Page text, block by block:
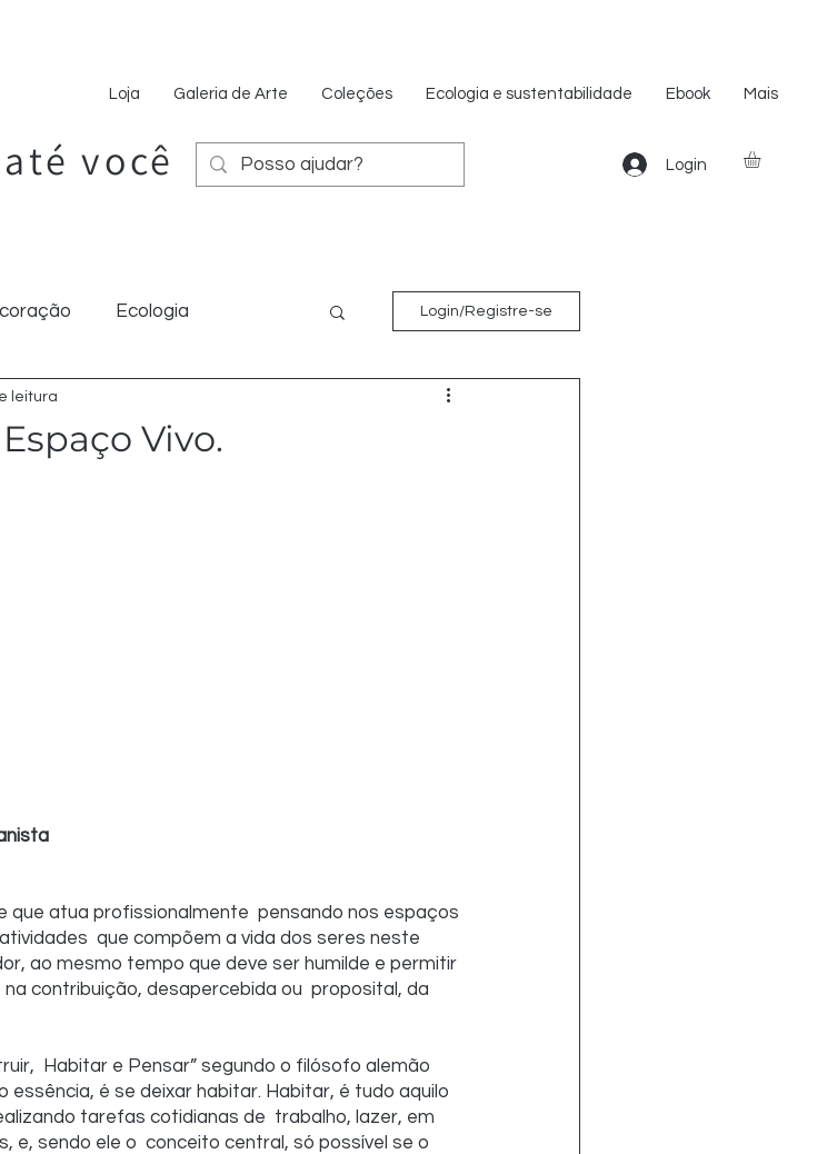
Loja Galeria de Arte Coleções Ecologia e sustentabilidade Ebook Mais
você Login
Ecologia Login/Registre-se
Vivo.
leitura
que atua profissionalmente  pensando nos espaços
que compõem a vida dos seres neste
ao mesmo tempo que deve ser humilde e permitir
contribuição, desapercebida ou  proposital, da
Habitar e Pensar” segundo o filósofo alemão
essência, é se deixar habitar. Habitar, é tudo aquilo
tarefas cotidianas de  trabalho, lazer, em
e, sendo ele o  conceito central, só possível se o